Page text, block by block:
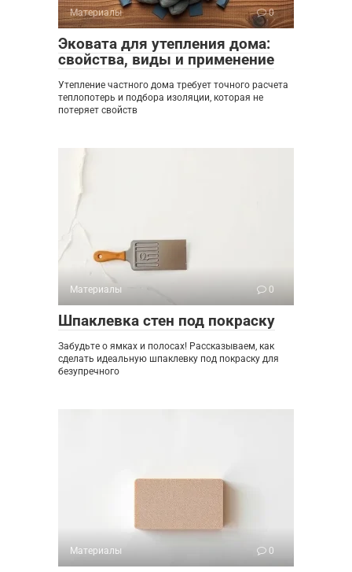
Материалы 0
Эковата для утепления дома:
свойства, виды и применение
Утепление частного дома требует точного расчета
теплопотерь и подбора изоляции, которая не
потеряет свойств
Материалы 0
Шпаклевка стен под покраску
Забудьте о ямках и полосах! Рассказываем, как
сделать идеальную шпаклевку под покраску для
безупречного
Материалы 0